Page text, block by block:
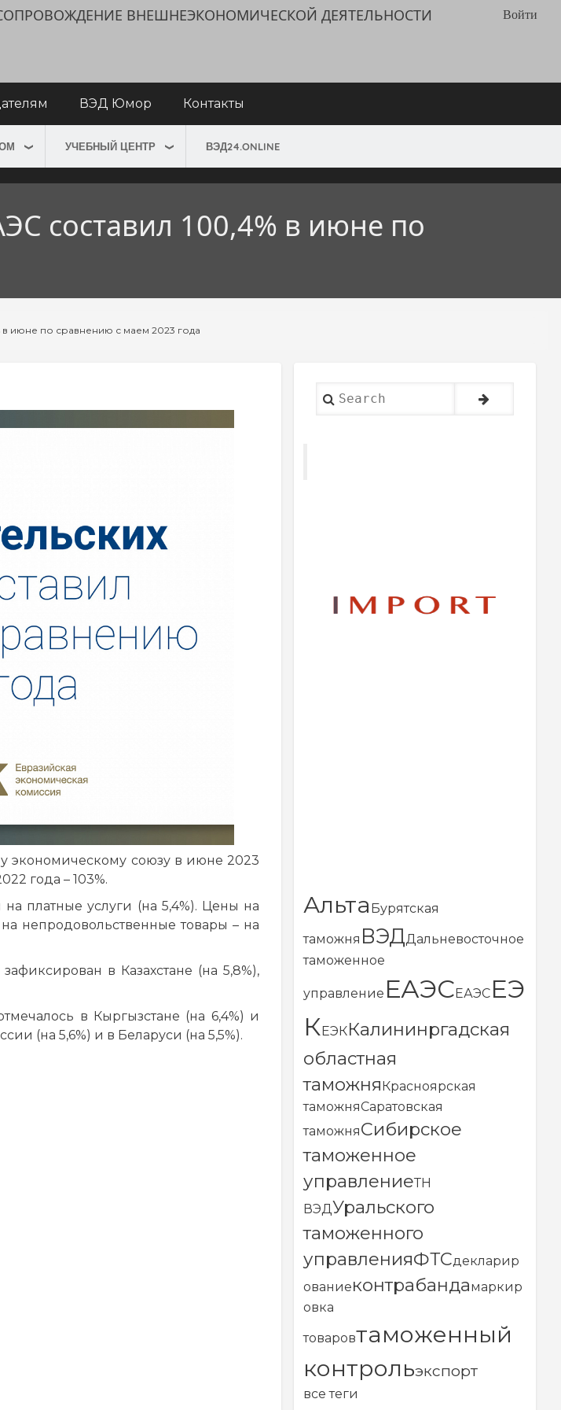
Войти
ВНЕШНЕЭКОНОМИЧЕСКОЙ ДЕЯТЕЛЬНОСТИ
ВЭД Юмор Контакты
УЧЕБНЫЙ ЦЕНТР ВЭД24.ONLINE
составил 100,4% в июне по
в июне по сравнению с маем 2023 года
экономическому союзу в июне 2023
года – 103%.
платные услуги (на 5,4%). Цены на
непродовольственные товары – на
в Казахстане (на 5,8%),
в Кыргызстане (на 6,4%) и
(на 5,6%) и в Беларуси (на 5,5%).
Search
Альта Бурятская
таможня ВЭДДальневосточное
таможенное
управление ЕАЭСЕАЭСЕЭ
КЕЭККалининргадская
областная
таможняКрасноярская
таможняСаратовская
таможняСибирское
таможенное
управлениеТН
ВЭДУральского
таможенного
управленияФТСдекларир
ованиеконтрабандамаркир
овка
товаровтаможенный
контрольэкспорт
все теги